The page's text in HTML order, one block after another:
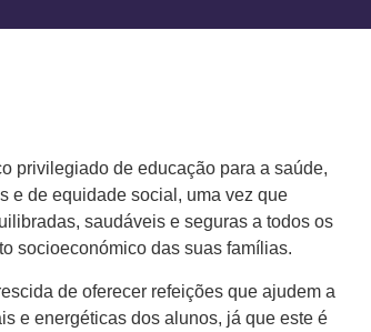
privilegiado de educação para a saúde,
e de equidade social, uma vez que
saudáveis e seguras a todos os
socioeconómico das suas famílias.
de oferecer refeições que ajudem a
e energéticas dos alunos, já que este é